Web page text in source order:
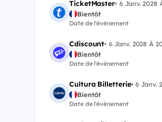
TicketMaster• 6 Janv. 2028
Bientôt
Date de l'évènement
Cdiscount•6 Janv. 2028 À
Bientôt
Date de l'évènement
Cultura Billetterie•6 Janv.
Bientôt
Date de l'évènement